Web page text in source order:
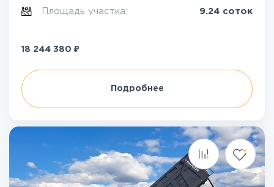
Площадь участка: 9.24 соток
18 244 380 ₽
Подробнее